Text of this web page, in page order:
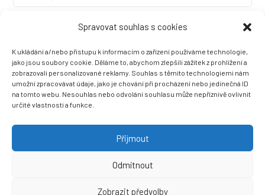
Spravovat souhlas s cookies
K ukládání a/nebo přístupu k informacím o zařízení používáme technologie,
jako jsou soubory cookie. Děláme to, abychom zlepšili zážitek z prohlížení a
zobrazovali personalizované reklamy. Souhlas s těmito technologiemi nám
umožní zpracovávat údaje, jako je chování při procházení nebo jedinečná ID
na tomto webu. Nesouhlas nebo odvolání souhlasu může nepříznivě ovlivnit
určité vlastnosti a funkce.
Přijmout
Odmítnout
Zobrazit předvolby
LINGUA UNIVERSAL soukromá základní škola a mateřská škola
s.r.o.
Sovova 2
412 01 Litoměřice
+420 416 733 690
datová schránka: 3vnipkd